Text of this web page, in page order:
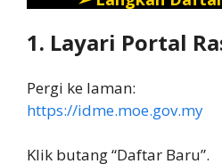
1. Layari Portal
Pergi ke laman:
https://idme.moe.gov.my
Klik butang “Daftar Baru”.